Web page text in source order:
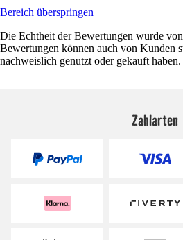
Bereich überspringen
Die Echtheit der Bewertungen wurde
Bewertungen können auch von Kunden
nachweislich genutzt oder gekauft haben.
Zahlarten